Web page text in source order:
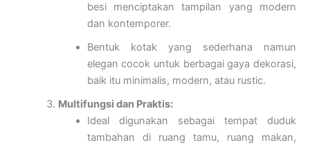
besi menciptakan tampilan yang modern
dan kontemporer.
Bentuk kotak yang sederhana namun
elegan cocok untuk berbagai gaya dekorasi,
baik itu minimalis, modern, atau rustic.
Multifungsi dan Praktis:
Ideal digunakan sebagai tempat duduk
tambahan di ruang tamu, ruang makan,